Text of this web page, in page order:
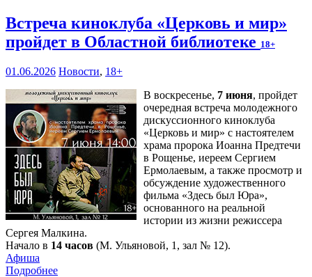
Встреча киноклуба «Церковь и мир»
пройдет в Областной библиотеке 18+
01.06.2026 Новости, 18+
В воскресенье, 7 июня, пройдет
очередная встреча молодежного
дискуссионного киноклуба
«Церковь и мир» с настоятелем
храма пророка Иоанна Предтечи
в Рощенье, иереем Сергием
Ермолаевым, а также просмотр и
обсуждение художественного
фильма «Здесь был Юра»,
основанного на реальной
истории из жизни режиссера
Сергея Малкина.
Начало в 14 часов (М. Ульяновой, 1, зал № 12).
Афиша
Подробнее